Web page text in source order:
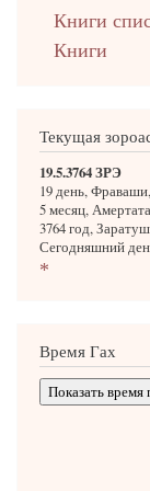
Книги
Книги
Текущая
19.5.3764 ЗРЭ
19 день, Фраваши,
5 месяц,
3764 год,
Сегодняшний
*
Время Гах
Показать время